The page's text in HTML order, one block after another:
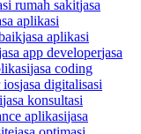
rumah sakitjasa
aplikasi
jasa aplikasi
app developerjasa
jasa coding
iosjasa digitalisasi
jasa konsultasi
aplikasijasa